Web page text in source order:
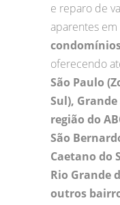
e reparo de
aparentes em
oferecendo
São Paulo
Sul),
região do
São
Caetano do
Rio Grande
outros